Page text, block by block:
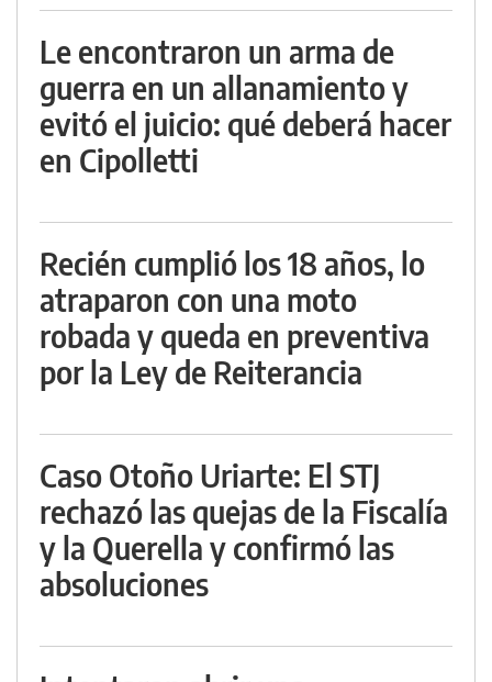
Le encontraron un arma de
guerra en un allanamiento y
evitó el juicio: qué deberá hacer
en Cipolletti
Recién cumplió los 18 años, lo
atraparon con una moto
robada y queda en preventiva
por la Ley de Reiterancia
Caso Otoño Uriarte: El STJ
rechazó las quejas de la Fiscalía
y la Querella y confirmó las
absoluciones